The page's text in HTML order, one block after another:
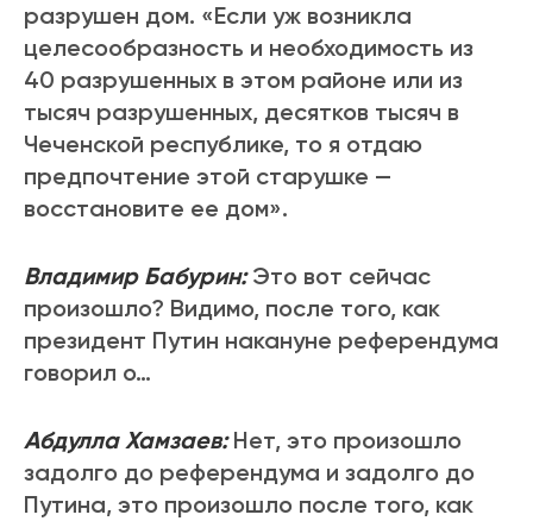
разрушен дом. «Если уж возникла
целесообразность и необходимость из
40 разрушенных в этом районе или из
тысяч разрушенных, десятков тысяч в
Чеченской республике, то я отдаю
предпочтение этой старушке —
восстановите ее дом».
Владимир Бабурин:Это вот сейчас
произошло? Видимо, после того, как
президент Путин накануне референдума
говорил о…
Абдулла Хамзаев:Нет, это произошло
задолго до референдума и задолго до
Путина, это произошло после того, как